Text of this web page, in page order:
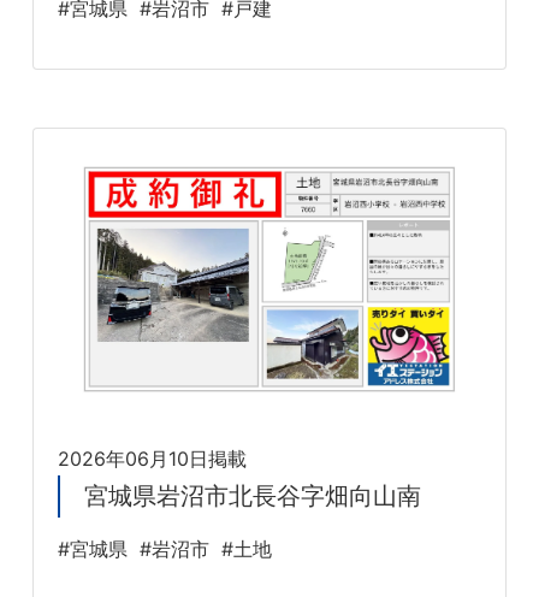
#宮城県 #岩沼市 #戸建
2026年06月10日掲載
宮城県岩沼市北長谷字畑向山南
#宮城県 #岩沼市 #土地